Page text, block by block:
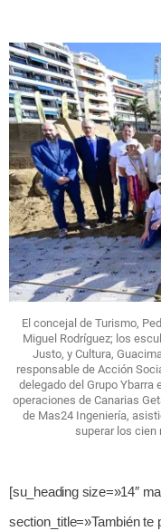
El concejal de Turismo,
Miguel Rodríguez; los
Justo, y Cultura,
responsable de Acción
delegado del Grupo Ybarra
operaciones de Canarias
de Mas24 Ingeniería,
superar los cien
[su_heading size=»14″
section_title=»También te